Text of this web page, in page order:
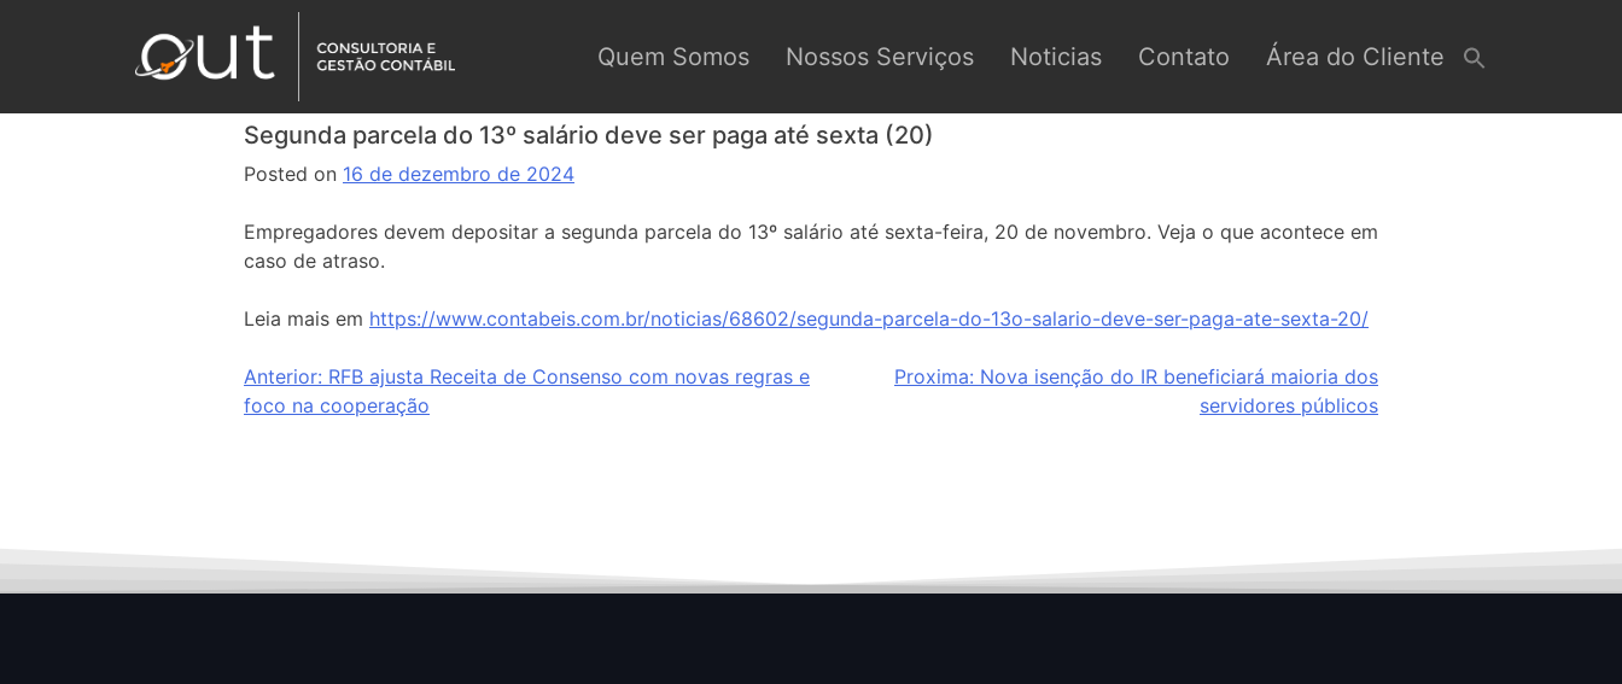
Quem Somos Nossos Serviços Noticias Contato Área do Cliente
Segunda parcela do 13º salário deve ser paga até sexta (20)
Posted on 16 de dezembro de 2024
Empregadores devem depositar a segunda parcela do 13º salário até sexta-feira, 20 de novembro. Veja o que acontece em
caso de atraso.
Leia mais em https://www.contabeis.com.br/noticias/68602/segunda-parcela-do-13o-salario-deve-ser-paga-ate-sexta-20/
Anterior: RFB ajusta Receita de Consenso com novas regras e
foco na cooperação
Proxima: Nova isenção do IR beneficiará maioria dos
servidores públicos